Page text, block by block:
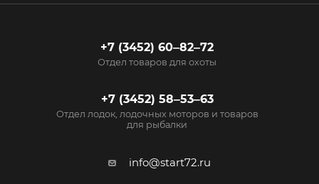
+7 (3452) 60‒82‒72
Отдел товаров для охоты
+7 (3452) 58‒53‒63
Отдел лодок, лодочных моторов и товаров
для рыбалки
info@start72.ru